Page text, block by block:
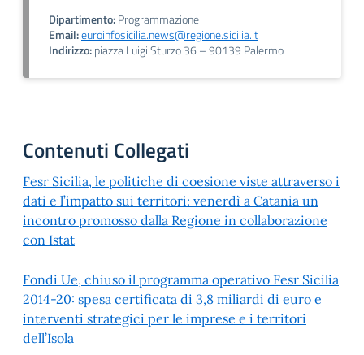
Dipartimento:Programmazione
Email:euroinfosicilia.news@regione.sicilia.it
Indirizzo:piazza Luigi Sturzo 36 – 90139 Palermo
Contenuti Collegati
Fesr Sicilia, le politiche di coesione viste attraverso i
dati e l’impatto sui territori: venerdì a Catania un
incontro promosso dalla Regione in collaborazione
con Istat
Fondi Ue, chiuso il programma operativo Fesr Sicilia
2014-20: spesa certificata di 3,8 miliardi di euro e
interventi strategici per le imprese e i territori
dell’Isola